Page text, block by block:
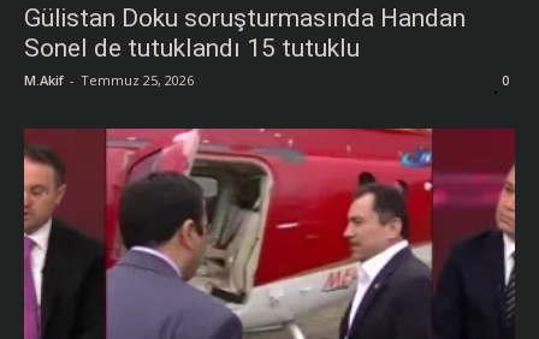
Gülistan Doku soruşturmasında Handan
Sonel de tutuklandı 15 tutuklu
M.Akif - Temmuz 25, 2026 0